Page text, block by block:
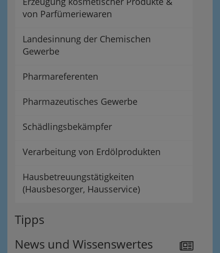
von Parfümeriewaren
Landesinnung der Chemischen
Gewerbe
Pharmareferenten
Pharmazeutisches Gewerbe
Schädlingsbekämpfer
Verarbeitung von Erdölprodukten
Hausbetreuungstätigkeiten
(Hausbesorger, Hausservice)
Tipps
News und Wissenswertes